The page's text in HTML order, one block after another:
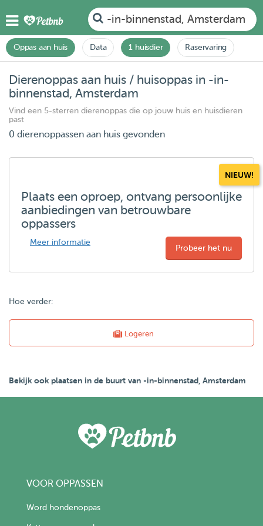
-in-binnenstad, Amsterdam
Oppas aan huis Data 1 huisdier Raservaring
Dierenoppas aan huis / huisoppas in -in-
binnenstad, Amsterdam
Vind een 5-sterren dierenoppas die op jouw huis en huisdieren
past
0 dierenoppassen aan huis gevonden
NIEUW!
Plaats een oproep, ontvang persoonlijke
aanbiedingen van betrouwbare
oppassers
Meer informatie
Probeer het nu
Hoe verder:
Logeren
Bekijk ook plaatsen in de buurt van -in-binnenstad, Amsterdam
VOOR OPPASSEN
Word hondenoppas